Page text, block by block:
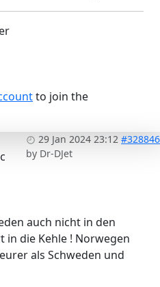
to join the
29 Jan 2024 23:12 #328846
by Dr-DJet
auch nicht in den
die Kehle ! Norwegen
als Schweden und